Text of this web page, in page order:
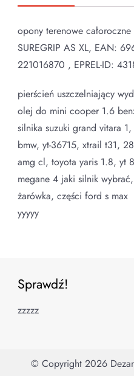
opony terenowe
SUREGRIP AS XL, EAN:
221016870 , EPREL-ID:
pierścień uszczelniający
olej do mini cooper 1.6
silnika suzuki grand vitara
bmw, yt-36715, xtrail t31,
amg cl, toyota yaris 1.8, yt
megane 4 jaki silnik
żarówka, części ford s max
yyyyy
Sprawdź!
zzzzz
© Copyright 2026